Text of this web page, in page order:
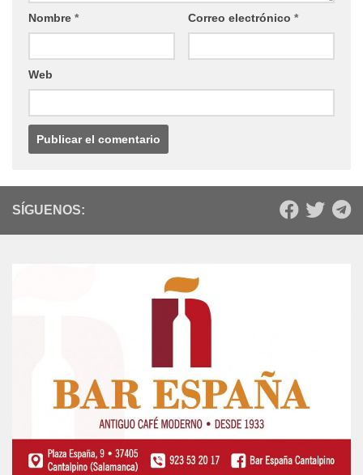
Nombre * Correo electrónico *
Web
SÍGUENOS: